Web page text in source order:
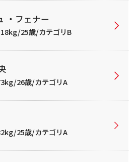
・フェナー
25歳/カテゴリB
26歳/カテゴリA
25歳/カテゴリA